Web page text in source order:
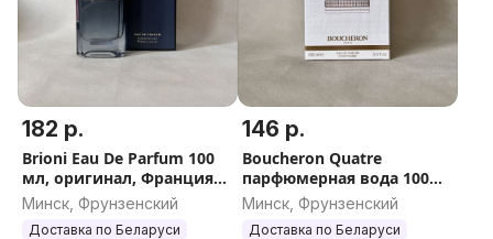
182 р.
Brioni Eau De Parfum 100
мл, оригинал, Франция
(Бриони О Де Парфюм)
Минск, Фрунзенский
Доставка по Беларуси
146 р.
Boucheron Quatre
парфюмерная вода 100
мл, оригинал, Франция
Минск, Фрунзенский
Доставка по Беларуси